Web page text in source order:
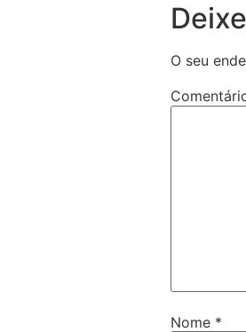
O seu
Nome *